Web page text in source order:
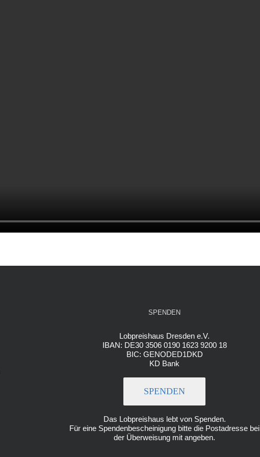
SPENDEN
Lobpreishaus Dresden e.V.
IBAN: DE30 3506 0190 1623 9200 18
BIC: GENODED1DKD
KD Bank
SPENDEN
Das Lobpreishaus lebt von Spenden.
Für eine Spendenbescheinigung bitte die Postadresse bei
der Überweisung mit angeben.